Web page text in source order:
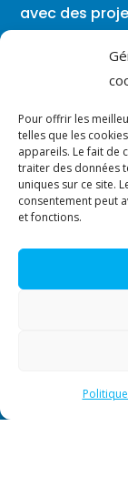
Pour offrir les
telles que les
appareils. Le fait de
traiter des données
uniques sur ce site.
consentement peut
et fonctions.
avec des
Entreprises
autre
main.
Lundi –
Vous pouvez
ces